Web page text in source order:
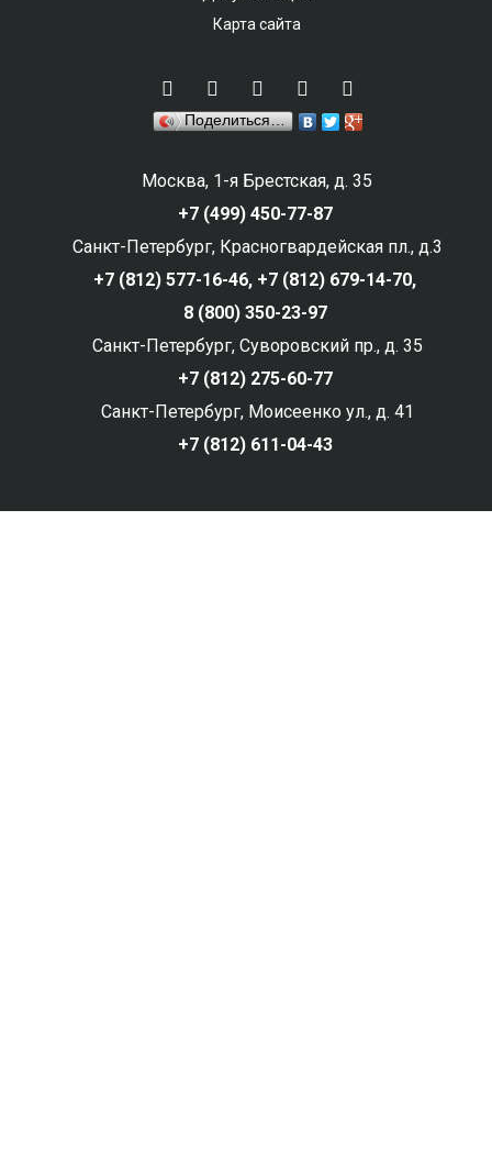
Карта сайта
Поделиться…
Москва, 1-я Брестская, д. 35
+7 (499) 450-77-87
Санкт-Петербург, Красногвардейская пл., д.3
+7 (812) 577-16-46, +7 (812) 679-14-70,
8 (800) 350-23-97
Санкт-Петербург, Суворовский пр., д. 35
+7 (812) 275-60-77
Санкт-Петербург, Моисеенко ул., д. 41
+7 (812) 611-04-43